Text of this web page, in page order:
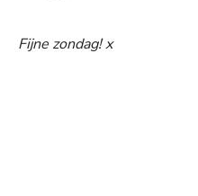
Fijne zondag! x